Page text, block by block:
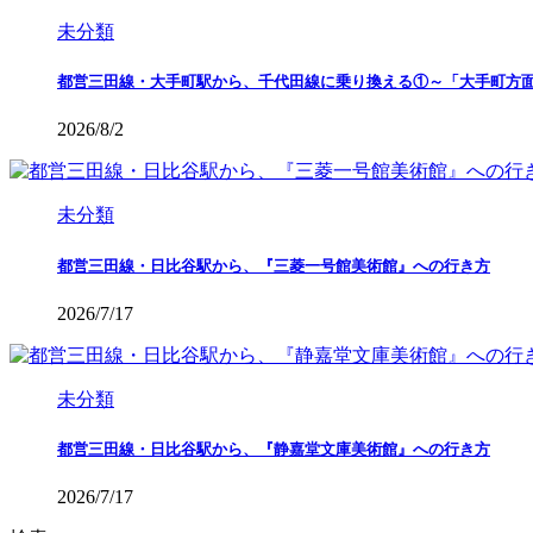
未分類
都営三田線・大手町駅から、千代田線に乗り換える①～「大手町方
2026/8/2
未分類
都営三田線・日比谷駅から、『三菱一号館美術館』への行き方
2026/7/17
未分類
都営三田線・日比谷駅から、『静嘉堂文庫美術館』への行き方
2026/7/17